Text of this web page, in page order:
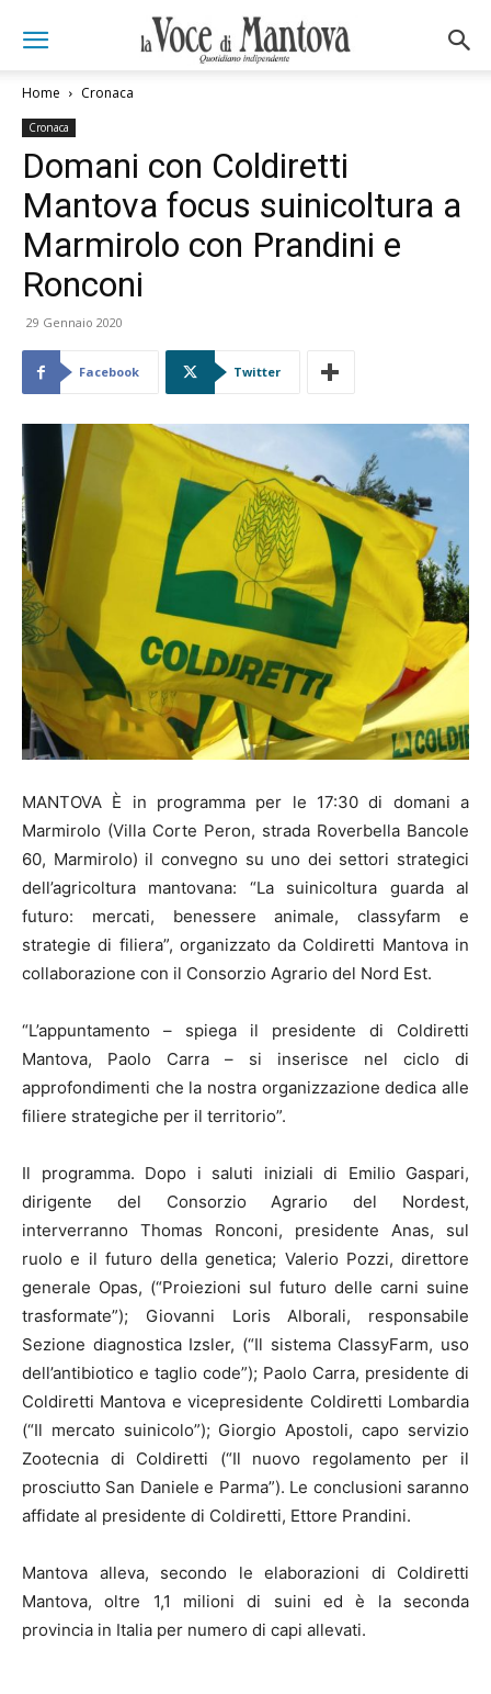
Home Cronaca
Cronaca
Domani con Coldiretti
Mantova focus suinicoltura a
Marmirolo con Prandini e
Ronconi
29 Gennaio 2020
Facebook Twitter
MANTOVA È in programma per le 17:30 di domani a
Marmirolo (Villa Corte Peron, strada Roverbella Bancole
60, Marmirolo) il convegno su uno dei settori strategici
dell’agricoltura mantovana: “La suinicoltura guarda al
futuro: mercati, benessere animale, classyfarm e
strategie di filiera”, organizzato da Coldiretti Mantova in
collaborazione con il Consorzio Agrario del Nord Est.
“L’appuntamento – spiega il presidente di Coldiretti
Mantova, Paolo Carra – si inserisce nel ciclo di
approfondimenti che la nostra organizzazione dedica alle
filiere strategiche per il territorio”.
Il programma. Dopo i saluti iniziali di Emilio Gaspari,
dirigente del Consorzio Agrario del Nordest,
interverranno Thomas Ronconi, presidente Anas, sul
ruolo e il futuro della genetica; Valerio Pozzi, direttore
generale Opas, (“Proiezioni sul futuro delle carni suine
trasformate”); Giovanni Loris Alborali, responsabile
Sezione diagnostica Izsler, (“Il sistema ClassyFarm, uso
dell’antibiotico e taglio code”); Paolo Carra, presidente di
Coldiretti Mantova e vicepresidente Coldiretti Lombardia
(“Il mercato suinicolo”); Giorgio Apostoli, capo servizio
Zootecnia di Coldiretti (“Il nuovo regolamento per il
prosciutto San Daniele e Parma”). Le conclusioni saranno
affidate al presidente di Coldiretti, Ettore Prandini.
Mantova alleva, secondo le elaborazioni di Coldiretti
Mantova, oltre 1,1 milioni di suini ed è la seconda
provincia in Italia per numero di capi allevati.